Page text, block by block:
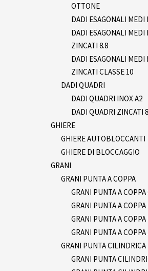
OTTONE
DADI ESAGONALI MEDI
DADI ESAGONALI MEDI
ZINCATI 8.8
DADI ESAGONALI MEDI
ZINCATI CLASSE 10
DADI QUADRI
DADI QUADRI INOX A2
DADI QUADRI ZINCATI
GHIERE
GHIERE AUTOBLOCCANTI
GHIERE DI BLOCCAGGIO
GRANI
GRANI PUNTA A COPPA
GRANI PUNTA A
GRANI PUNTA A COPPA
GRANI PUNTA A COPPA
GRANI PUNTA A
GRANI PUNTA CILINDRICA
GRANI PUNTA